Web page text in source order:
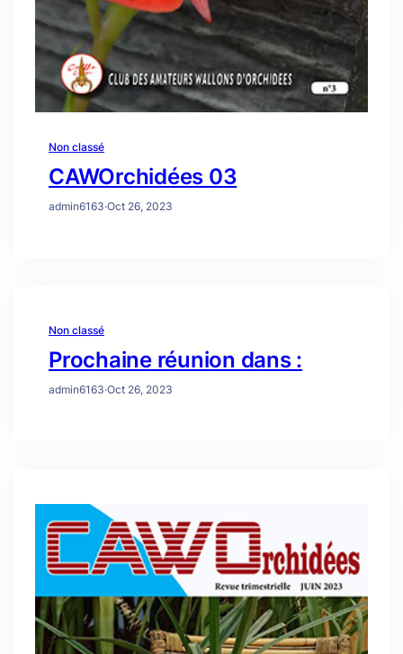
Non classé
CAWOrchidées 03
admin6163·Oct 26, 2023
Non classé
Prochaine réunion dans :
admin6163·Oct 26, 2023